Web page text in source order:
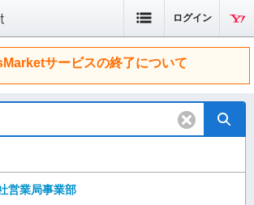
ログイン
サービスの終了について
営業局事業部